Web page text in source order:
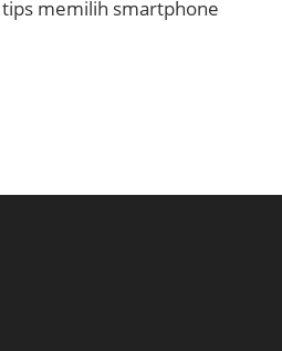
tips memilih smartphone